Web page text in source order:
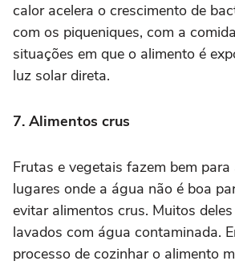
calor acelera o crescimento de
com os piqueniques, com a
situações em que o alimento é
luz solar direta.
7. Alimentos crus
Frutas e vegetais fazem bem para
lugares onde a água não é boa
evitar alimentos crus. Muitos
lavados com água contaminada.
processo de cozinhar o alimento